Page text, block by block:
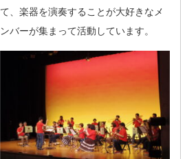
て、楽器を演奏することが大好きなメ
ンバーが集まって活動しています。